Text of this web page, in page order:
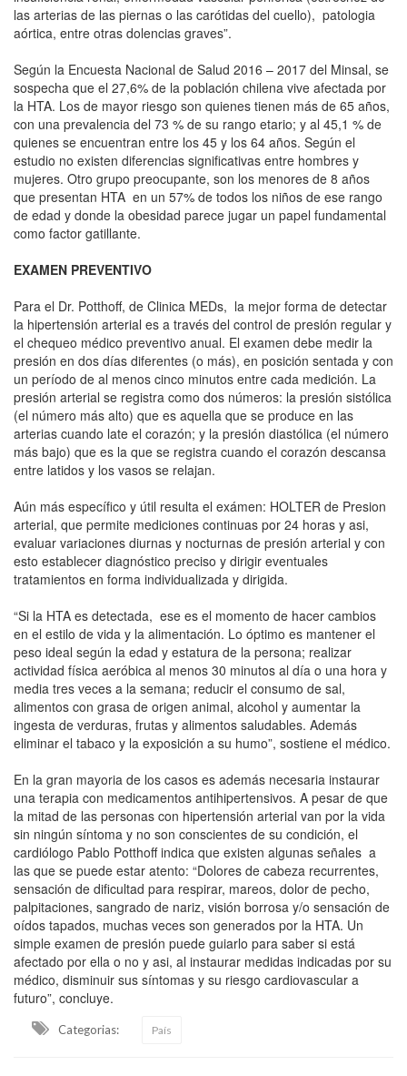
las arterias de las piernas o las carótidas del cuello), patologia
aórtica, entre otras dolencias graves”.
Según la Encuesta Nacional de Salud 2016 – 2017 del Minsal, se
sospecha que el 27,6% de la población chilena vive afectada por
la HTA. Los de mayor riesgo son quienes tienen más de 65 años,
con una prevalencia del 73 % de su rango etario; y al 45,1 % de
quienes se encuentran entre los 45 y los 64 años. Según el
estudio no existen diferencias significativas entre hombres y
mujeres. Otro grupo preocupante, son los menores de 8 años
que presentan HTA en un 57% de todos los niños de ese rango
de edad y donde la obesidad parece jugar un papel fundamental
como factor gatillante.
EXAMEN PREVENTIVO
Para el Dr. Potthoff, de Clinica MEDs, la mejor forma de detectar
la hipertensión arterial es a través del control de presión regular y
el chequeo médico preventivo anual. El examen debe medir la
presión en dos días diferentes (o más), en posición sentada y con
un período de al menos cinco minutos entre cada medición. La
presión arterial se registra como dos números: la presión sistólica
(el número más alto) que es aquella que se produce en las
arterias cuando late el corazón; y la presión diastólica (el número
más bajo) que es la que se registra cuando el corazón descansa
entre latidos y los vasos se relajan.
Aún más específico y útil resulta el exámen: HOLTER de Presion
arterial, que permite mediciones continuas por 24 horas y asi,
evaluar variaciones diurnas y nocturnas de presión arterial y con
esto establecer diagnóstico preciso y dirigir eventuales
tratamientos en forma individualizada y dirigida.
“Si la HTA es detectada, ese es el momento de hacer cambios
en el estilo de vida y la alimentación. Lo óptimo es mantener el
peso ideal según la edad y estatura de la persona; realizar
actividad física aeróbica al menos 30 minutos al día o una hora y
media tres veces a la semana; reducir el consumo de sal,
alimentos con grasa de origen animal, alcohol y aumentar la
ingesta de verduras, frutas y alimentos saludables. Además
eliminar el tabaco y la exposición a su humo”, sostiene el médico.
En la gran mayoria de los casos es además necesaria instaurar
una terapia con medicamentos antihipertensivos. A pesar de que
la mitad de las personas con hipertensión arterial van por la vida
sin ningún síntoma y no son conscientes de su condición, el
cardiólogo Pablo Potthoff indica que existen algunas señales a
las que se puede estar atento: “Dolores de cabeza recurrentes,
sensación de dificultad para respirar, mareos, dolor de pecho,
palpitaciones, sangrado de nariz, visión borrosa y/o sensación de
oídos tapados, muchas veces son generados por la HTA. Un
simple examen de presión puede guiarlo para saber si está
afectado por ella o no y asi, al instaurar medidas indicadas por su
médico, disminuir sus síntomas y su riesgo cardiovascular a
futuro”, concluye.
Categorias: País